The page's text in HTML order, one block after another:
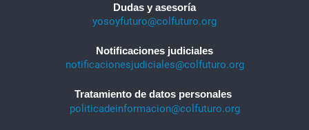
Dudas y asesoría
yosoyfuturo@colfuturo.org
Notificaciones judiciales
notificacionesjudiciales@colfuturo.org
Tratamiento de datos personales
politicadeinformacion@colfuturo.org